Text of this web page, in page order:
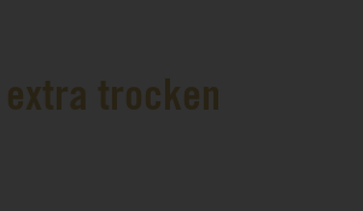
trocken